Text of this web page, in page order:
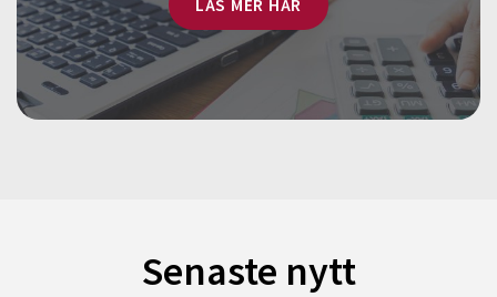
LÄS MER HÄR
Senaste nytt